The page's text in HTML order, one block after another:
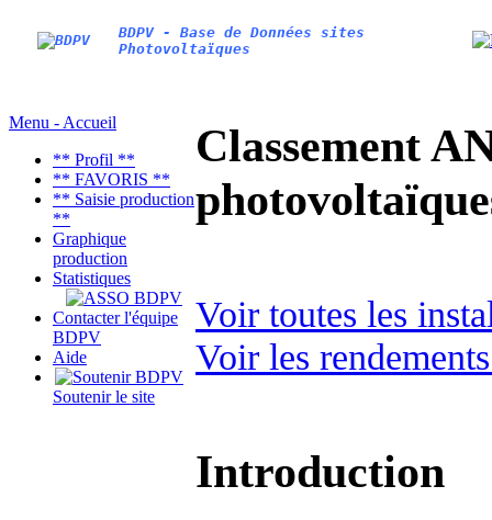
BDPV - Base de Données sites
Photovoltaïques
Menu - Accueil
** Profil **
** FAVORIS **
** Saisie production
**
Graphique
production
Statistiques
Contacter l'équipe
BDPV
Aide
Soutenir le site
Classement
Voir toutes les
Voir les
Introduction